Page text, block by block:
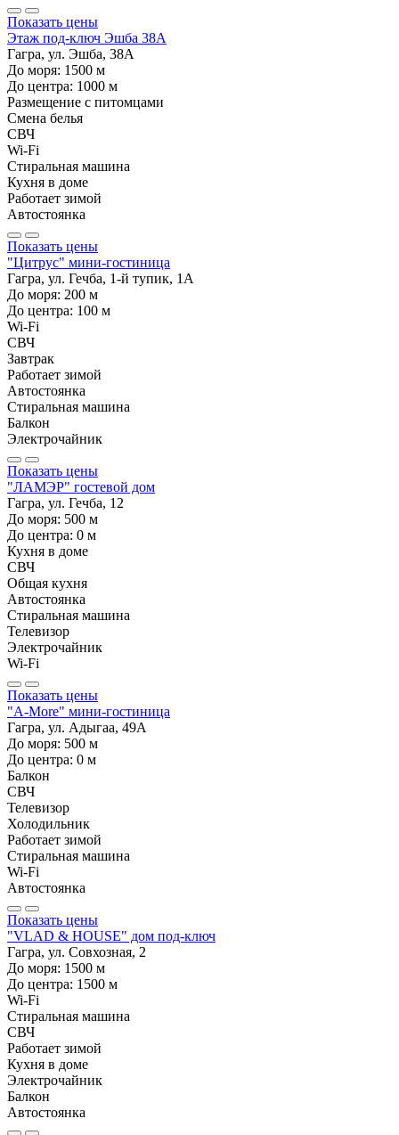
Показать цены
Этаж под-ключ Эшба 38А
Гагра, ул. Эшба, 38А
До моря: 1500 м
До центра: 1000 м
Размещение с питомцами
Смена белья
СВЧ
Wi-Fi
Стиральная машина
Кухня в доме
Работает зимой
Автостоянка
Показать цены
"Цитрус" мини-гостиница
Гагра, ул. Гечба, 1-й тупик, 1А
До моря: 200 м
До центра: 100 м
Wi-Fi
СВЧ
Завтрак
Работает зимой
Автостоянка
Стиральная машина
Балкон
Электрочайник
Показать цены
"ЛАМЭР" гостевой дом
Гагра, ул. Гечба, 12
До моря: 500 м
До центра: 0 м
Кухня в доме
СВЧ
Общая кухня
Автостоянка
Стиральная машина
Телевизор
Электрочайник
Wi-Fi
Показать цены
"A-More" мини-гостиница
Гагра, ул. Адыгаа, 49А
До моря: 500 м
До центра: 0 м
Балкон
СВЧ
Телевизор
Холодильник
Работает зимой
Стиральная машина
Wi-Fi
Автостоянка
Показать цены
"VLAD & HOUSE" дом под-ключ
Гагра, ул. Совхозная, 2
До моря: 1500 м
До центра: 1500 м
Wi-Fi
Стиральная машина
СВЧ
Работает зимой
Кухня в доме
Электрочайник
Балкон
Автостоянка